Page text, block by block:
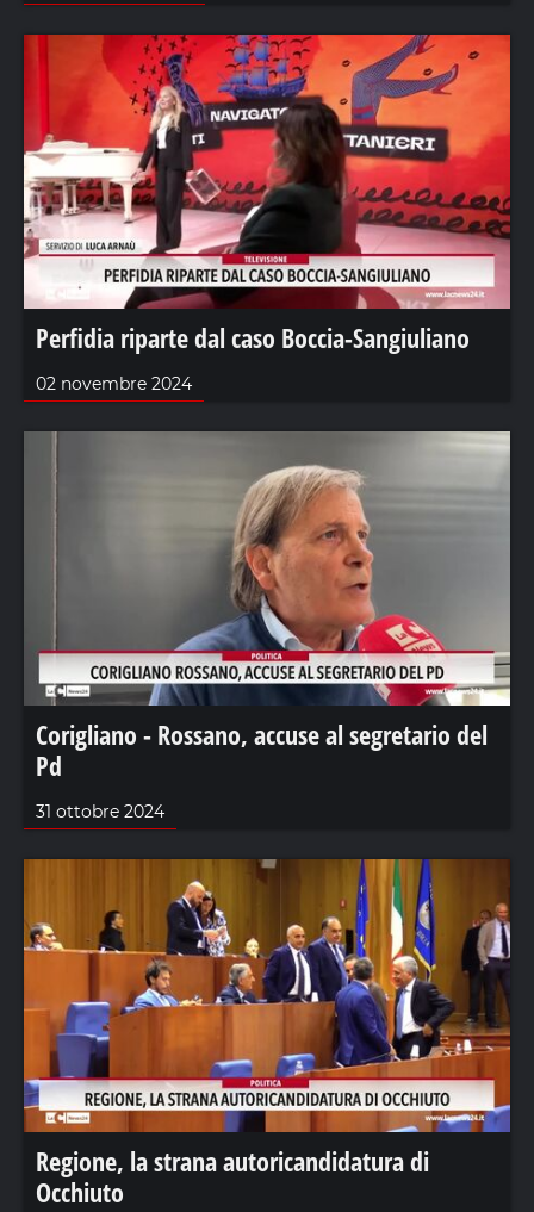
Perfidia riparte dal caso Boccia-Sangiuliano
02 novembre 2024
Corigliano - Rossano, accuse al segretario del
Pd
31 ottobre 2024
Regione, la strana autoricandidatura di
Occhiuto